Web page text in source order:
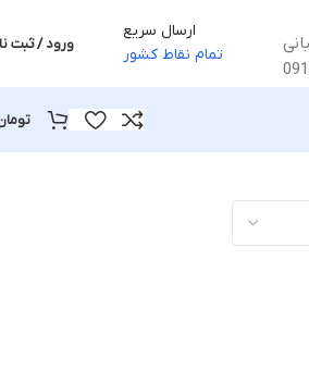
ارسال سریع
تمام نقاط کشور
ورود / ثبت